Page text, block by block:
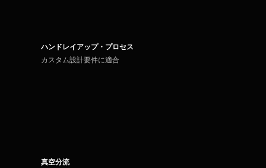
ハンドレイアップ・プロセス
カスタム設計要件に適合
真空分流